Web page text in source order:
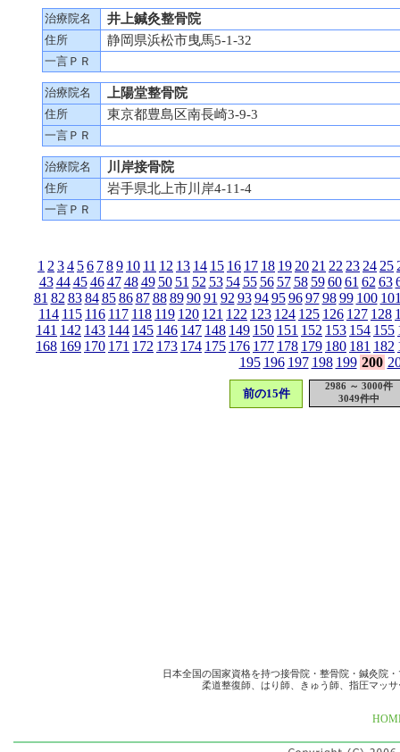
治療院名 井上鍼灸整骨院
住所 静岡県浜松市曳馬5-1-32
一言ＰＲ
治療院名 上陽堂整骨院
住所 東京都豊島区南長崎3-9-3
一言ＰＲ
治療院名 川岸接骨院
住所 岩手県北上市川岸4-11-4
一言ＰＲ
1 2 34 56 789 10 11 12 13 14 15 16 17 18 19 20 21 22 23 24 25
43 44 45 46 47 48 49 50 51 52 53 54 55 56 57 58 59 60 61 62 63
81 82 83 84 85 86 87 88 89 90 91 92 93 94 95 96 97 98 99 100
114 115 116 117 118 119 120 121 122 123 124 125 126 127 128
141 142 143 144 145 146 147 148 149 150 151 152 153 154 155
168 169 170 171 172 173 174 175 176 177 178 179 180 181 182
195 196 197 198 199 200
前の15件
2986 ～ 3000件
3049件中
日本全国の国家資格を持つ接骨院・整骨院・鍼灸院
柔道整復師、はり師、きゅう師、指圧マッ